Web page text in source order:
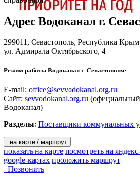
Адрес Водоканал г.
299011, Севастополь, Республика Крым
ул. Адмирала Октябрьского, 4
Режим работы Водоканал г. Севастополя:
E-mail: office@sevvodokanal.org.ru
Сайт: sevvodokanal.org.ru
Водоканал)
Разделы: Поставщики коммунальных
на карте / маршрут
показать на карте посмотреть на
google-картах проложить маршрут
Позвонить